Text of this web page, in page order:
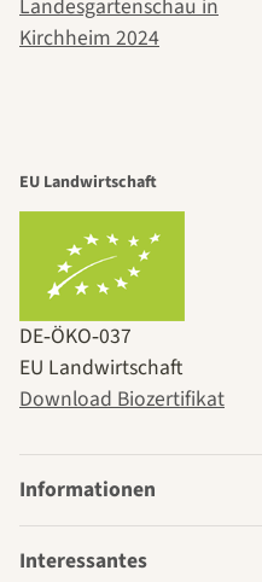
EU Landwirtschaft
DE‑ÖKO‑037
EU Landwirtschaft
Download Biozertifikat
Informationen
Interessantes